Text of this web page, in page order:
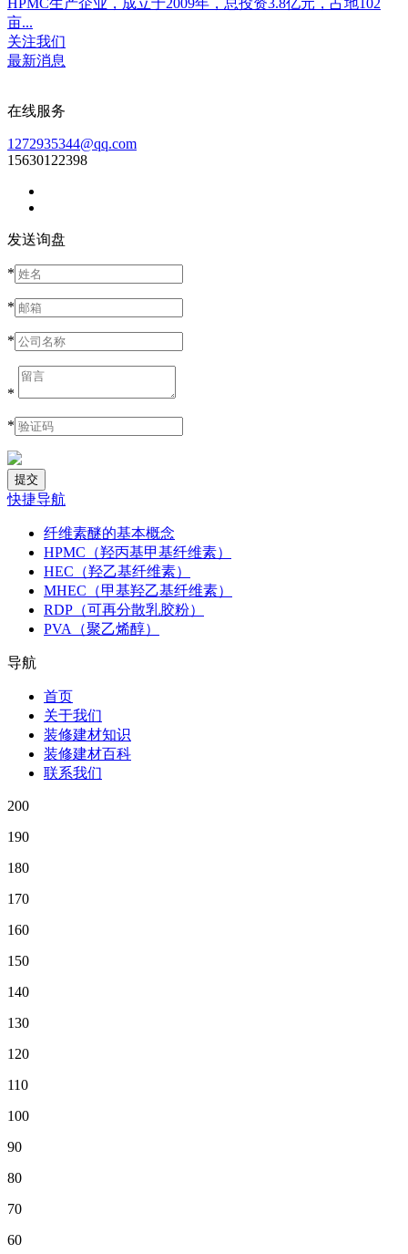
亩...
关注我们
最新消息
在线服务
1272935344@qq.com
15630122398
发送询盘
*
*
*
*
*
快捷导航
纤维素醚的基本概念
HPMC（羟丙基甲基纤维素）
HEC（羟乙基纤维素）
MHEC（甲基羟乙基纤维素）
RDP（可再分散乳胶粉）
PVA（聚乙烯醇）
导航
首页
关于我们
装修建材知识
装修建材百科
联系我们
200
190
180
170
160
150
140
130
120
110
100
90
80
70
60